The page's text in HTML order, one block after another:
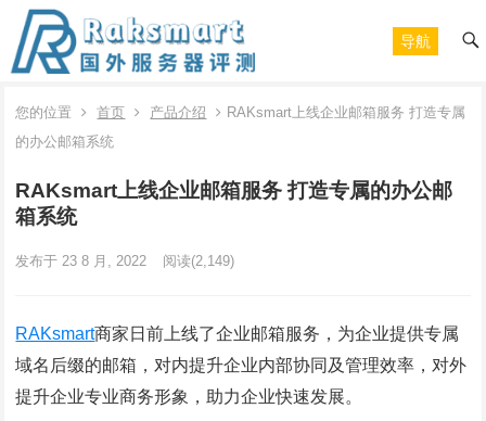
导航
您的位置 首页 产品介绍
RAKsmart上线企业邮箱服务 打造专属
的办公邮箱系统
RAKsmart上线企业邮箱服务 打造专属的办公邮
箱系统
发布于 23 8 月, 2022 阅读(2,149)
RAKsmart商家日前上线了企业邮箱服务，为企业提供专属
域名后缀的邮箱，对内提升企业内部协同及管理效率，对外
提升企业专业商务形象，助力企业快速发展。